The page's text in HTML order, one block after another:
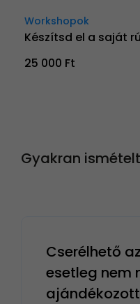
Workshopok
Készítsd el a saját
25 000 Ft
Gyakran
Cserélhető
esetleg nem